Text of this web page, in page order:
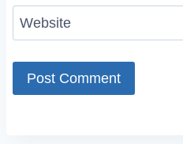
Website